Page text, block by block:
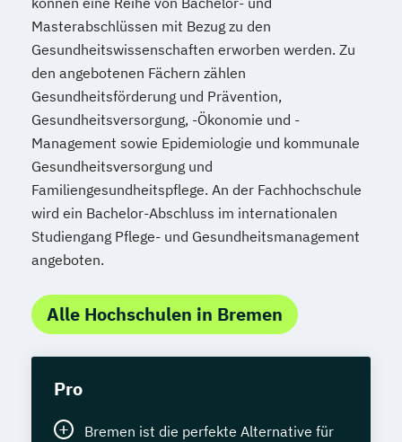
Masterabschlüssen mit Bezug zu den
Gesundheitswissenschaften erworben werden. Zu
den angebotenen Fächern zählen
Gesundheitsförderung und Prävention,
Gesundheitsversorgung, -Ökonomie und -
Management sowie Epidemiologie und kommunale
Gesundheitsversorgung und
Familiengesundheitspflege. An der Fachhochschule
wird ein Bachelor-Abschluss im internationalen
Studiengang Pflege- und Gesundheitsmanagement
angeboten.
Alle Hochschulen in Bremen
Pro
Bremen ist die perfekte Alternative für